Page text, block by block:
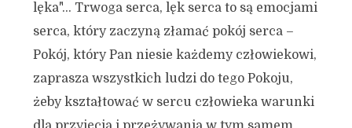
lęka"… Trwoga serca, lęk serca to są emocjami
serca, który zaczyną złamać pokój serca –
Pokój, który Pan niesie każdemy człowiekowi,
zaprasza wszystkich ludzi do tego Pokoju,
żeby kształtować w sercu człowieka warunki